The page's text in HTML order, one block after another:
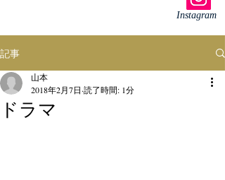
Instagram
記事
ドラマ
山本
2018年2月7日 読了時間: 1分